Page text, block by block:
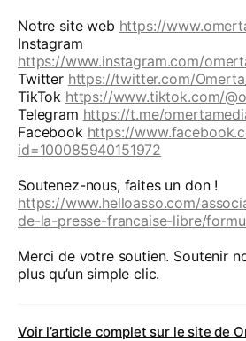
Notre site web https://
Instagram
https://www.instagram.com/
Twitter https://twitter.com/
TikTok https://www.tiktok.com/
Telegram https://t.me/
Facebook https://
id=100085940151972
Soutenez-nous, faites un don !
https://www.helloasso.com/
de-la-presse-francaise-libre/
Merci de votre soutien. Soutenir
plus qu’un simple clic.
Voir l’article complet sur le site de